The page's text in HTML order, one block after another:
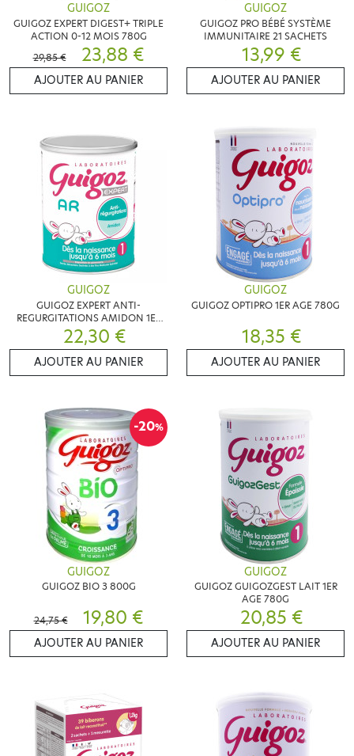
GUIGOZ
GUIGOZ EXPERT DIGEST+ TRIPLE
ACTION 0-12 MOIS 780G
29,85 €
23,88 €
AJOUTER AU PANIER
GUIGOZ
GUIGOZ PRO BÉBÉ SYSTÈME
IMMUNITAIRE 21 SACHETS
13,99 €
AJOUTER AU PANIER
GUIGOZ
GUIGOZ EXPERT ANTI-
REGURGITATIONS AMIDON 1ER
AGE 780G
22,30 €
AJOUTER AU PANIER
GUIGOZ
GUIGOZ OPTIPRO 1ER AGE 780G
18,35 €
AJOUTER AU PANIER
-20%
GUIGOZ
GUIGOZ BIO 3 800G
24,75 € 19,80 €
AJOUTER AU PANIER
GUIGOZ
GUIGOZ GUIGOZGEST LAIT 1ER
AGE 780G
20,85 €
AJOUTER AU PANIER